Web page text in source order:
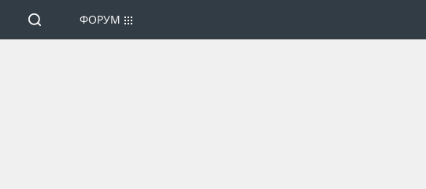
ФОРУМ